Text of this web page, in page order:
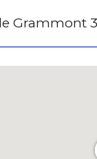
Grammont